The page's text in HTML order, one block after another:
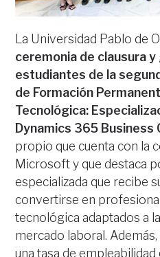
La Universidad Pablo de
ceremonia de clausura
estudiantes de la
de Formación
Tecnológica:
Dynamics 365 Business
propio que cuenta con la
Microsoft y que destaca
especializada que recibe
convertirse en
tecnológica adaptados a
mercado laboral.
una tasa de empleabilidad